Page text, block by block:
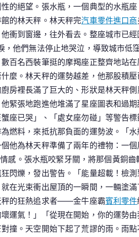
的絕望。張水瓶，一個典型的水瓶
的林天秤。林天秤完汽車零件進口商
衝到窗邊，往外看去。整座城市已
他們無法停止地哭泣，導致城市低
百名西裝筆挺的摩羯座正整齊地站
麼。林天秤的運勢越差，他那股積
房裡長滿了巨大的、形狀是林天秤
張地跑進他堆滿了星座圖表和過
座已哭」、「處女座勿碰」等警告
燃料，來抵抗那負面的運勢波。「
他為林天秤準備了兩年的禮物：一
感。張水瓶咬緊牙關，將那個黃銅
閃爍，發出警告。「能量超載！檢
在光束衝出屋頂的一瞬間，一輛塗
秤的狂熱追求者——金牛座霸賓利零件
氣！」「從現在開始，你的運勢由
。天空開始下起了荒謬的雨。雨